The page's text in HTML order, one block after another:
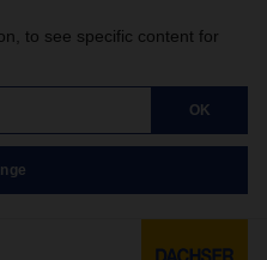
to see specific content for
OK